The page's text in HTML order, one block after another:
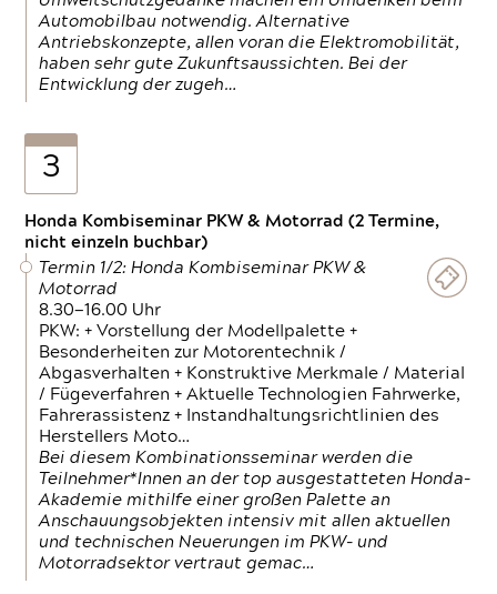
Automobilbau notwendig. Alternative
Antriebskonzepte, allen voran die Elektromobilität,
haben sehr gute Zukunftsaussichten. Bei der
Entwicklung der zugeh…
3
Honda Kombiseminar PKW & Motorrad (2 Termine,
nicht einzeln buchbar)
Termin 1/2: Honda Kombiseminar PKW &
Motorrad
8.30—16.00 Uhr
PKW: + Vorstellung der Modellpalette +
Besonderheiten zur Motorentechnik /
Abgasverhalten + Konstruktive Merkmale / Material
/ Fügeverfahren + Aktuelle Technologien Fahrwerke,
Fahrerassistenz + Instandhaltungsrichtlinien des
Herstellers Moto…
Bei diesem Kombinationsseminar werden die
Teilnehmer*Innen an der top ausgestatteten Honda-
Akademie mithilfe einer großen Palette an
Anschauungsobjekten intensiv mit allen aktuellen
und technischen Neuerungen im PKW- und
Motorradsektor vertraut gemac…